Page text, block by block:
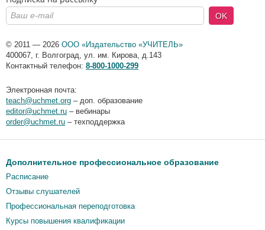
OK
© 2011 — 2026 ООО «Издательство «УЧИТЕЛЬ»
400067 г. Волгоград ул. им. Кирова, д.143
Контактный телефон: 8-800-1000-299
Электронная почта:
teach@uchmet.org – доп. образование
editor@uchmet.ru – вебинары
order@uchmet.ru – техподдержка
Дополнительное профессиональное образование
Расписание
Отзывы слушателей
Профессиональная переподготовка
Курсы повышения квалификации